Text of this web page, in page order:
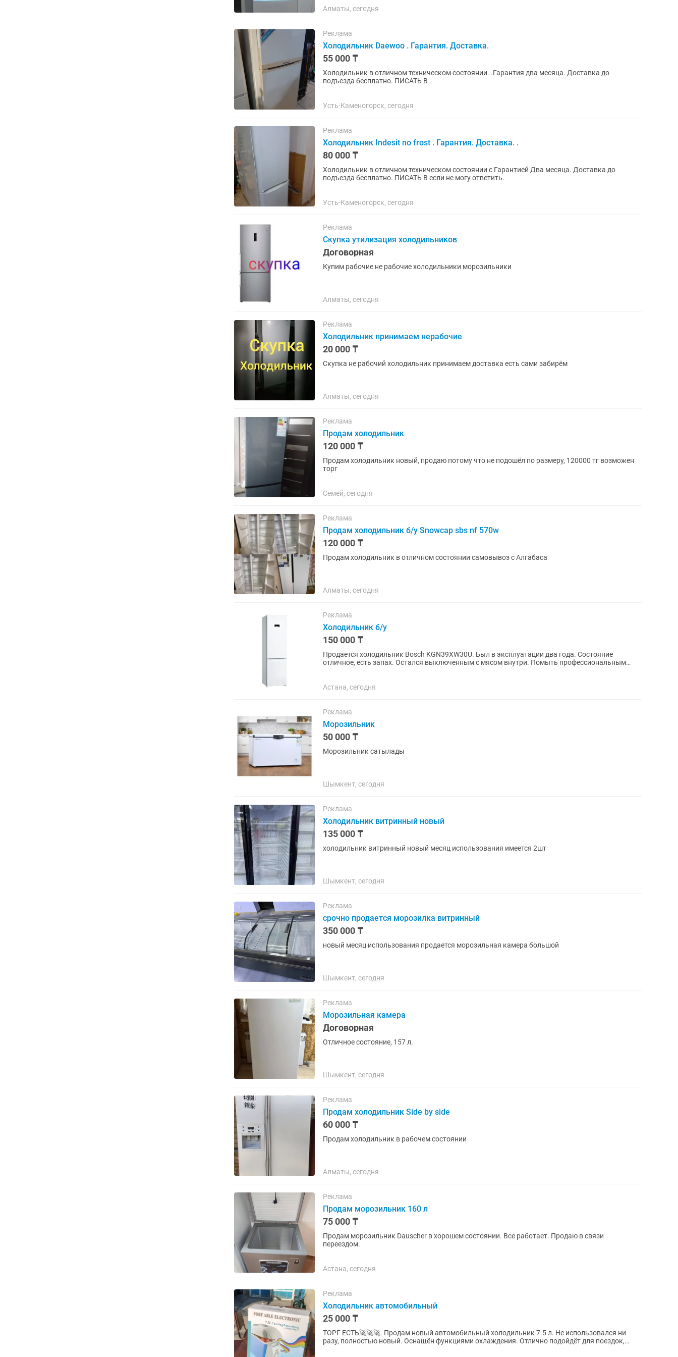
Алматы, сегодня
Реклама
Холодильник Daewoo . Гарантия. Доставка.
55 000 ₸
Холодильник в отличном техническом состоянии. .Гарантия два месяца. Доставка до
подъезда бесплатно. ПИСАТЬ В .
Усть-Каменогорск, сегодня
Реклама
Холодильник Indesit no frost . Гарантия. Доставка. .
80 000 ₸
Холодильник в отличном техническом состоянии с Гарантией Два месяца. Доставка до
подъезда бесплатно. ПИСАТЬ В если не могу ответить.
Усть-Каменогорск, сегодня
Реклама
Скупка утилизация холодильников
Договорная
Купим рабочие не рабочие холодильники морозильники
Алматы, сегодня
Реклама
Холодильник принимаем нерабочие
20 000 ₸
Скупка не рабочий холодильник принимаем доставка есть сами забирём
Алматы, сегодня
Реклама
Продам холодильник
120 000 ₸
Продам холодильник новый, продаю потому что не подошёл по размеру, 120000 тг возможен
торг
Семей, сегодня
Реклама
Продам холодильник б/у Snowcap sbs nf 570w
120 000 ₸
Продам холодильник в отличном состоянии самовывоз с Алгабаса
Алматы, сегодня
Реклама
Холодильник б/у
150 000 ₸
Продается холодильник Bosch KGN39XW30U. Был в эксплуатации два года. Состояние
отличное, есть запах. Остался выключенным с мясом внутри. Помыть профессиональным
Астана, сегодня
Реклама
Морозильник
50 000 ₸
Морозильник сатылады
Шымкент, сегодня
Реклама
Холодильник витринный новый
135 000 ₸
холодильник витринный новый месяц использования имеется 2шт
Шымкент, сегодня
Реклама
срочно продается морозилка витринный
350 000 ₸
новый месяц использования продается морозильная камера большой
Шымкент, сегодня
Реклама
Морозильная камера
Договорная
Отличное состояние, 157 л.
Шымкент, сегодня
Реклама
Продам холодильник Side by side
60 000 ₸
Продам холодильник в рабочем состоянии
Алматы, сегодня
Реклама
Продам морозильник 160 л
75 000 ₸
Продам морозильник Dauscher в хорошем состоянии. Все работает. Продаю в связи
переездом.
Астана, сегодня
Реклама
Холодильник автомобильный
25 000 ₸
ТОРГ ЕСТЬ🚀🚀🚀. Продам новый автомобильный холодильник 7.5 л. Не использовался ни
разу, полностью новый. Оснащён функциями охлаждения. Отлично подойдёт для поездок,